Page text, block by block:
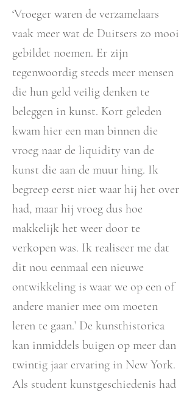
‘Vroeger waren de verzamelaars
vaak meer wat de Duitsers zo mooi
gebildet noemen. Er zijn
tegenwoordig steeds meer mensen
die hun geld veilig denken te
beleggen in kunst. Kort geleden
kwam hier een man binnen die
vroeg naar de liquidity van de
kunst die aan de muur hing. Ik
begreep eerst niet waar hij het over
had, maar hij vroeg dus hoe
makkelijk het weer door te
verkopen was. Ik realiseer me dat
dit nou eenmaal een nieuwe
ontwikkeling is waar we op een of
andere manier mee om moeten
leren te gaan.’ De kunsthistorica
kan inmiddels buigen op meer dan
twintig jaar ervaring in New York.
Als student kunstgeschiedenis had